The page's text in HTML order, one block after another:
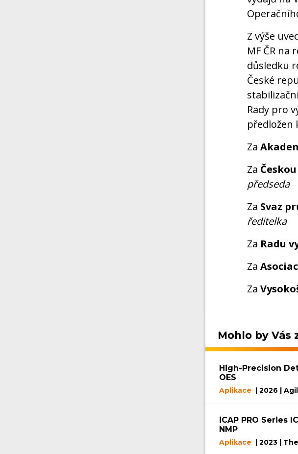
Z výše
MF ČR na
důsledku
České
Rady pro
předložen
Za
Za
předseda
Za Svaz
ředitelka
Za Radu
Za
Za
Mohlo by Vás
High-Precision
OES
Aplikace | 2026 |
iCAP PRO Series
NMP
Aplikace | 2023 |